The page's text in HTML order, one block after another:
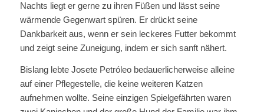
Nachts liegt er gerne zu ihren Füßen und lässt seine
wärmende Gegenwart spüren. Er drückt seine
Dankbarkeit aus, wenn er sein leckeres Futter bekommt
und zeigt seine Zuneigung, indem er sich sanft nähert.
Bislang lebte Josete Petróleo bedauerlicherweise alleine
auf einer Pflegestelle, die keine weiteren Katzen
aufnehmen wollte. Seine einzigen Spielgefährten waren